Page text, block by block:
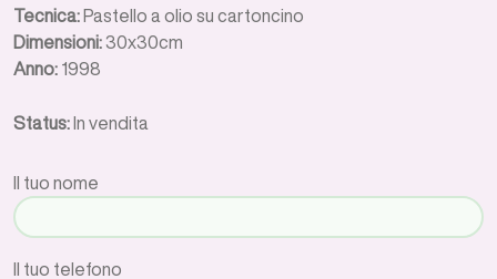
Tecnica: Pastello a olio su cartoncino
Dimensioni:30x30cm
Anno: 1998
Status: In vendita
Il tuo nome
Il tuo telefono